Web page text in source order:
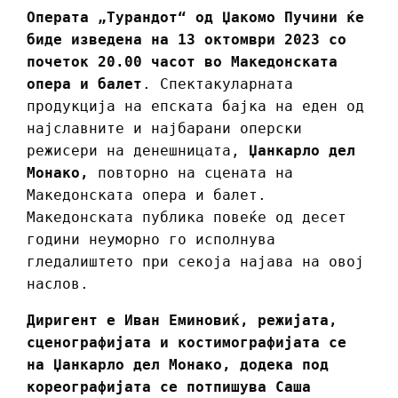
Операта „Турандот“ од Џакомо Пучини ќе
биде изведена на 13 октомври 2023 со
почеток 20.00 часот во Македонската
опера и балет . Спектакуларната
продукција на епската бајка на еден од
најславните и најбарани оперски
режисери на денешницата, Џанкарло дел
Монако,
повторно на сцената на
Македонската опера и балет.
Македонската публика повеќе од десет
години неуморно го исполнува
гледалиштето при секоја најава на овој
наслов.
Диригент е Иван Еминовиќ, режијата,
сценографијата и костимографијата се
на Џанкарло дел Монако, додека под
кореографијата се потпишува Саша